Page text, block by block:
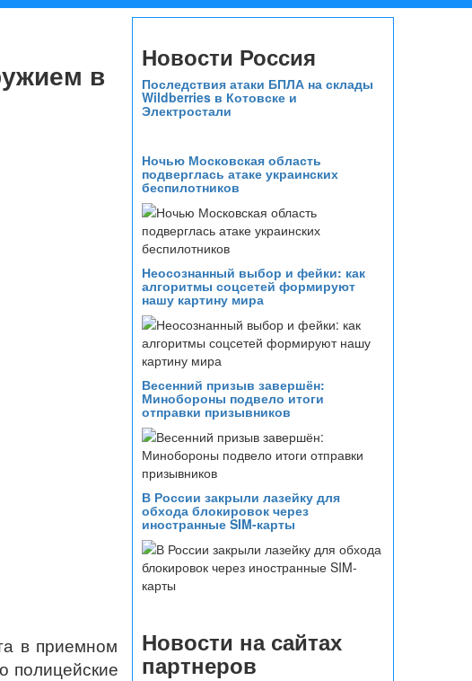
в
в приемном
полицейские
Новости Россия
Последствия атаки БПЛА на склады
Wildberries в Котовске и
Электростали
Ночью Московская область
подверглась атаке украинских
беспилотников
Неосознанный выбор и фейки: как
алгоритмы соцсетей формируют
нашу картину мира
Весенний призыв завершён:
Минобороны подвело итоги
отправки призывников
В России закрыли лазейку для
обхода блокировок через
иностранные SIM-карты
Новости на сайтах
партнеров